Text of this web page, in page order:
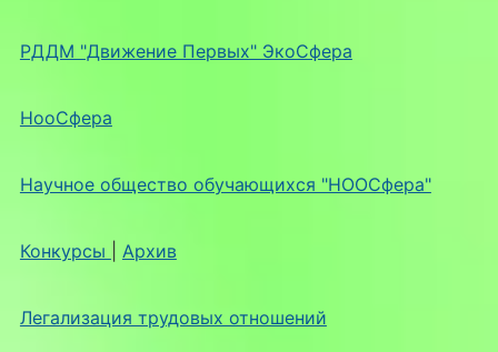
РДДМ "Движение Первых" ЭкоСфера
НооСфера
Научное общество обучающихся "НООСфера"
Конкурсы Архив
Легализация трудовых отношений